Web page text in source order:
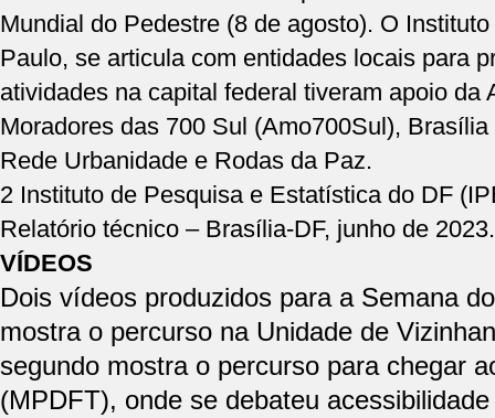
Mundial do Pedestre (8 de agosto). O
Paulo, se articula com entidades locais para
atividades na capital federal tiveram apoio da
Moradores das 700 Sul (Amo700Sul),
Rede Urbanidade e Rodas da Paz.
2 Instituto de Pesquisa e Estatística do DF
Relatório técnico – Brasília-DF, junho de 2023.
VÍDEOS
Dois vídeos produzidos para a Semana
mostra o percurso na Unidade de
segundo mostra o percurso para chegar
(MPDFT), onde se debateu